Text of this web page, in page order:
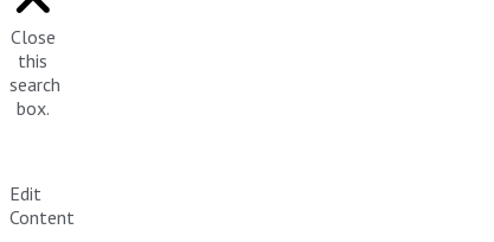
Close
this
search
box.
Edit
Content